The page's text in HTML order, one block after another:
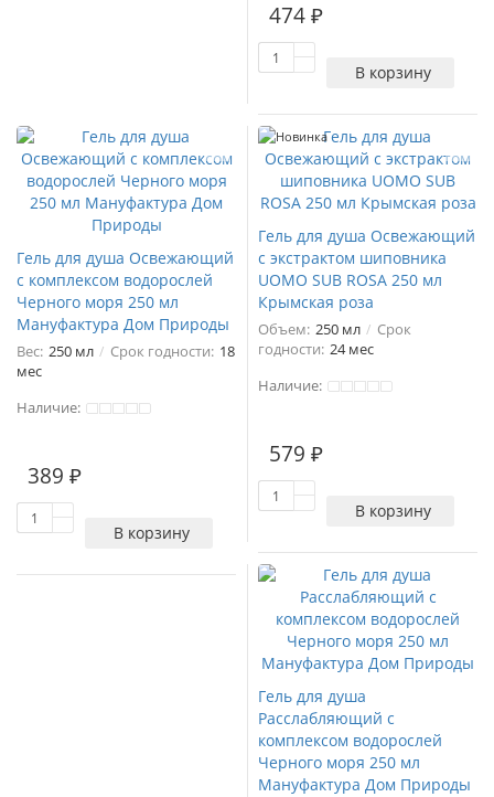
474 ₽
В корзину
Гель для душа Освежающий
с комплексом водорослей
Черного моря 250 мл
Мануфактура Дом Природы
Вес: 250 мл Срок годности: 18
мес
Наличие:
389 ₽
В корзину
Новинка
Гель для душа Освежающий
с экстрактом шиповника
UOMO SUB ROSA 250 мл
Крымская роза
Объем: 250 мл
Срок
годности: 24 мес
Наличие:
579 ₽
В корзину
Гель для душа
Расслабляющий с
комплексом водорослей
Черного моря 250 мл
Мануфактура Дом Природы